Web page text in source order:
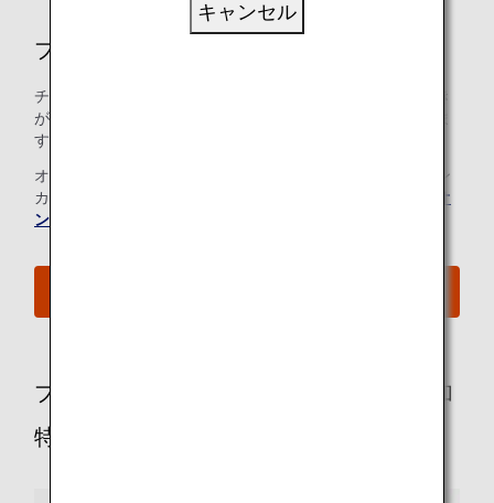
プレミアムエコノミー空港サービス
チェックインから搭乗ゲートに至るまでのあらゆるお手続き
が、できるだけ簡単で快適なものとなるよう心がけておりま
す。
オンラインチェックインをご利用のお客様は、チェックイン
カウンターへのお立ち寄りは不要です。詳細については、
オ
ンラインチェックイン
プレミアムエコノミーのお客様向けの追加
特典
キャンセル